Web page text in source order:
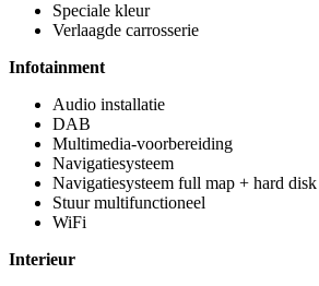
Speciale kleur
Verlaagde carrosserie
Infotainment
Audio installatie
DAB
Multimedia-voorbereiding
Navigatiesysteem
Navigatiesysteem full map + hard disk
Stuur multifunctioneel
WiFi
Interieur